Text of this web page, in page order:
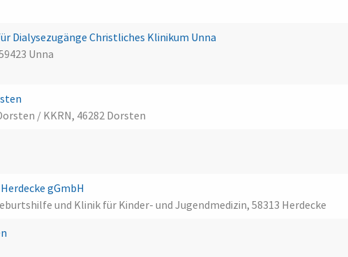
Dialysezugänge Christliches Klinikum Unna
Unna
/ KKRN, 46282 Dorsten
gGmbH
und Klinik für Kinder- und Jugendmedizin, 58313 Herdecke